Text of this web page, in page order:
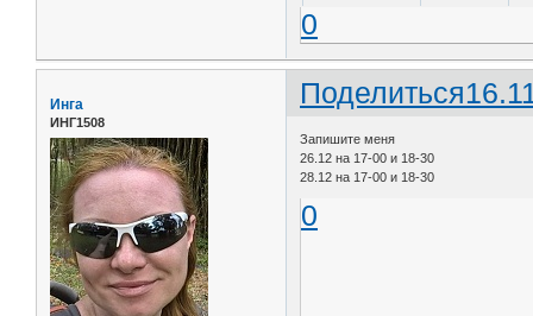
0
Поделиться
Инга
ИНГ1508
Запишите меня
26.12 на 17-00 и 18-30
28.12 на 17-00 и 18-30
0